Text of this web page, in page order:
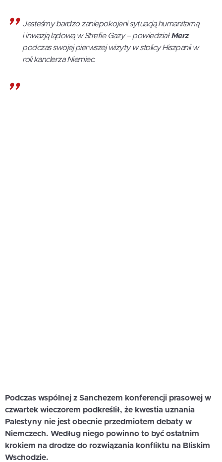
Jesteśmy bardzo zaniepokojeni sytuacją humanitarną
i inwazją lądową w Strefie Gazy – powiedziałMerz
podczas swojej pierwszej wizyty w stolicy Hiszpanii w
roli kanclerza Niemiec.
Podczas wspólnej z Sanchezem konferencji prasowej w
czwartek wieczorem podkreślił, że kwestia uznania
Palestyny nie jest obecnie przedmiotem debaty w
Niemczech. Według niego powinno to być ostatnim
krokiem na drodze do rozwiązania konfliktu na Bliskim
Wschodzie.